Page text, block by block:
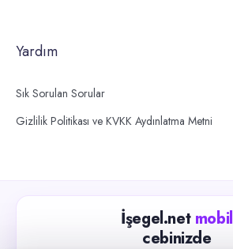
Yardım
Sık Sorulan Sorular
Gizlilik Politikası ve KVKK Aydınlatma Metni
İşegel.net mobil
cebinizde